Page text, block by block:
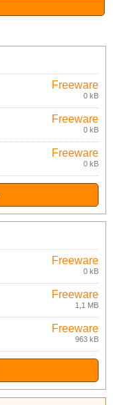
Freeware
0 kB
Freeware
0 kB
Freeware
0 kB
Freeware
0 kB
Freeware
1,1 MB
Freeware
963 kB